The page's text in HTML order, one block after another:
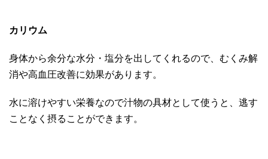
カリウム
身体から余分な水分・塩分を出してくれるので、むくみ解
消や高血圧改善に効果があります。
水に溶けやすい栄養なので汁物の具材として使うと、逃す
ことなく摂ることができます。